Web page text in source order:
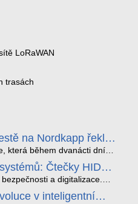
LoRaWAN
trasách
na Nordkapp řekla
která během dvanácti dní
2 MAX jsme vzali na trasu z
Laponsko až na
v mrazu až −13 °C a mimo
jen čára na mapě, ale
Čtečky HID
a digitalizace.
a vysoce univerzální
v inteligentní